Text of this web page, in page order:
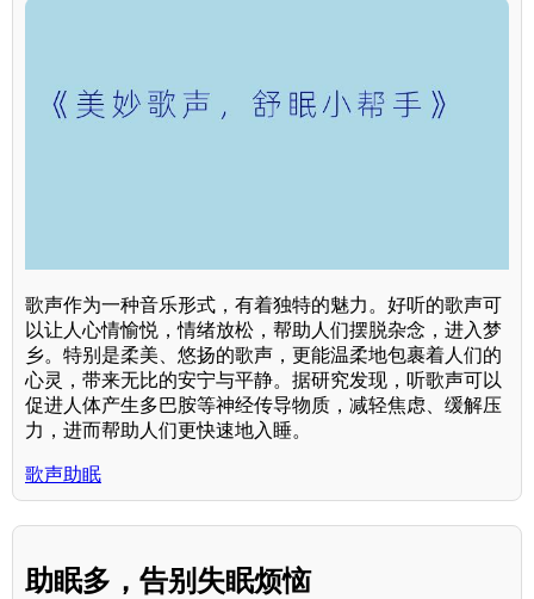
歌声作为一种音乐形式，有着独特的魅力。好听的歌声可
以让人心情愉悦，情绪放松，帮助人们摆脱杂念，进入梦
乡。特别是柔美、悠扬的歌声，更能温柔地包裹着人们的
心灵，带来无比的安宁与平静。据研究发现，听歌声可以
促进人体产生多巴胺等神经传导物质，减轻焦虑、缓解压
力，进而帮助人们更快速地入睡。
歌声助眠
助眠多，告别失眠烦恼